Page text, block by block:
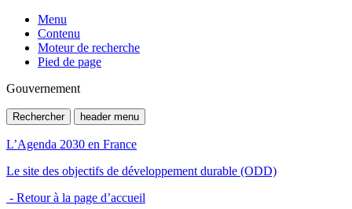
Menu
Contenu
Moteur de recherche
Pied de page
Gouvernement
Rechercher header menu
L’Agenda 2030 en France
Le site des objectifs de développement durable (ODD)
- Retour à la page d’accueil